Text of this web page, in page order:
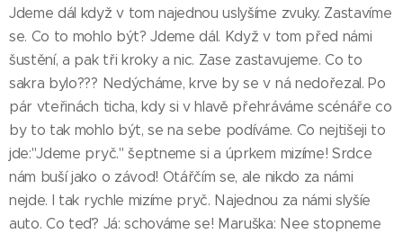
Jdeme dál když v tom najednou uslyšíme zvuky. Zastavíme
se. Co to mohlo být? Jdeme dál. Když v tom před námi
šustění, a pak tři kroky a nic. Zase zastavujeme. Co to
sakra bylo??? Nedýcháme, krve by se v ná nedořezal. Po
pár vteřinách ticha, kdy si v hlavě přehráváme scénáře co
by to tak mohlo být, se na sebe podíváme. Co nejtišeji to
jde:"Jdeme pryč." šeptneme si a úprkem mizíme! Srdce
nám buší jako o závod! Otářčím se, ale nikdo za námi
nejde. I tak rychle mizíme pryč. Najednou za námi slyšíe
auto. Co teď? Já: schováme se! Maruška: Nee stopneme